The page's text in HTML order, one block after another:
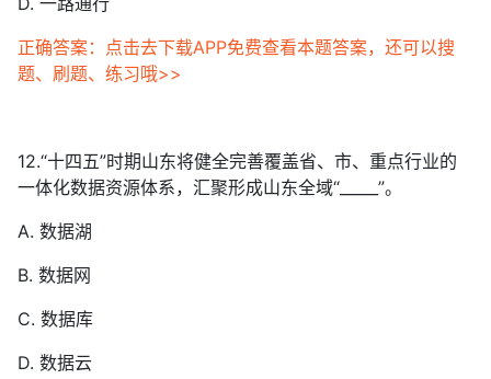
正确答案：点击去下载APP免费查看本题答案，还可以搜
题、刷题、练习哦>>
12.“十四五”时期山东将健全完善覆盖省、市、重点行业的
一体化数据资源体系，汇聚形成山东全域“_____”。
A. 数据湖
B. 数据网
C. 数据库
D. 数据云